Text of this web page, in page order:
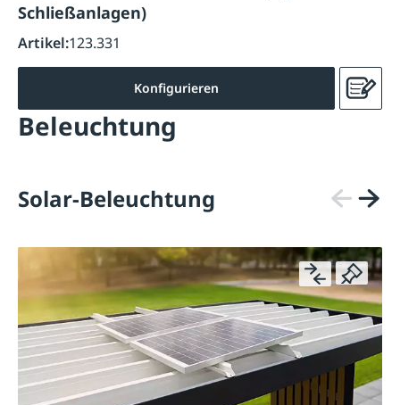
Schließanlagen)
Artikel:123.331
Konfigurieren
Beleuchtung
Solar-Beleuchtung